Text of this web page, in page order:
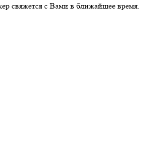
свяжется с Вами в ближайшее время.